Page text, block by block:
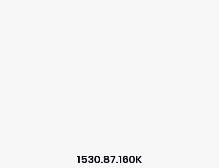
1530.87.160K